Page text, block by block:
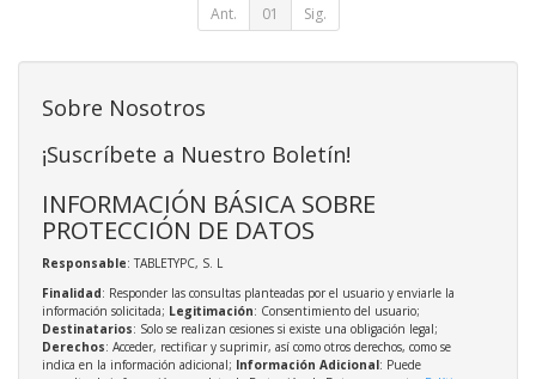
Ant. 01 Sig.
Sobre Nosotros
¡Suscríbete a Nuestro Boletín!
INFORMACIÓN BÁSICA SOBRE
PROTECCIÓN DE DATOS
Responsable: TABLETYPC, S. L
Finalidad: Responder las consultas planteadas por el usuario y enviarle la
información solicitada; Legitimación: Consentimiento del usuario;
Destinatarios: Solo se realizan cesiones si existe una obligación legal;
Derechos: Acceder, rectificar y suprimir, así como otros derechos, como se
indica en la información adicional; Información Adicional: Puede